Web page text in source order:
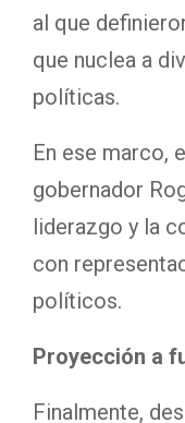
al que
que nuclea a
políticas.
En ese marco,
gobernador
liderazgo y la
con
políticos.
Proyección a
Finalmente,